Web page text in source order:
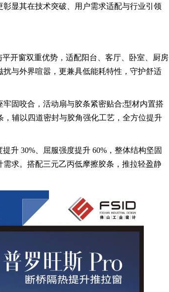
显其在技术突破、用户需求适配与行业引领
开窗双重优势，适配阳台、客厅、卧室、厨房
与外界喧嚣，更兼具低能耗特性，守护舒适
固咬合，活动扇与胶条紧密贴合;型材内置搭
辅以四道密封与胶角强化工艺，全方位提升
升 30%、屈服强度提升 60%，整体结构坚固
求。搭配三元乙丙低摩擦胶条，推拉轻盈静